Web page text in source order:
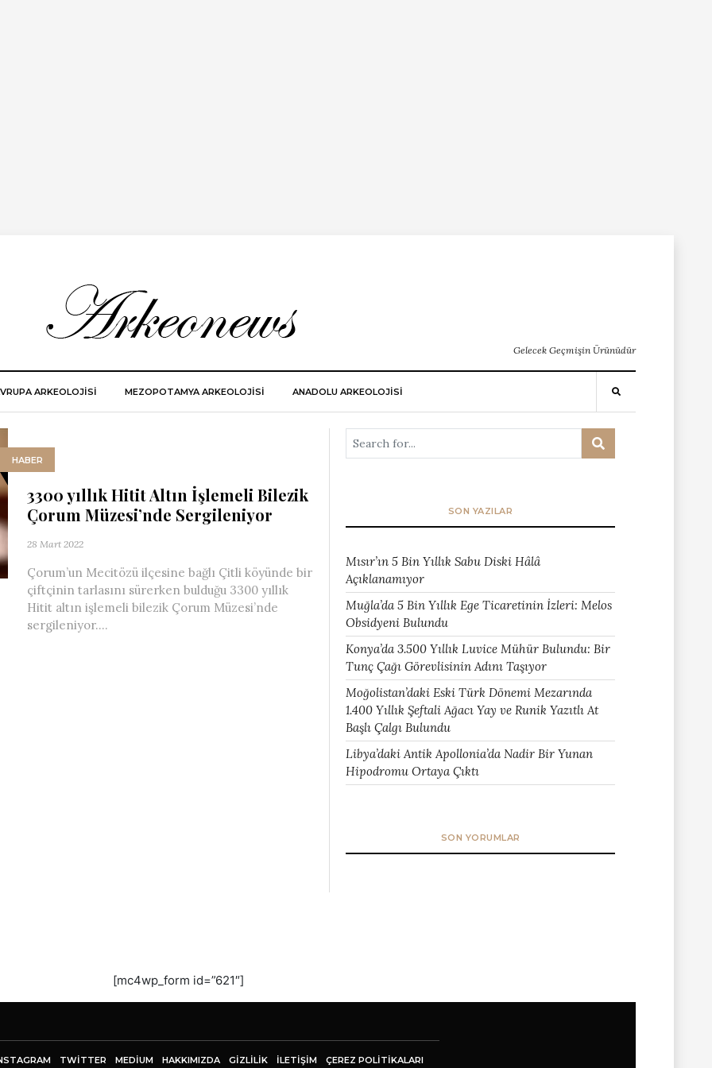
Gelecek Geçmişin Ürünüdür
ARKEOLOJISI MEZOPOTAMYA ARKEOLOJISI ANADOLU ARKEOLOJİSİ
HABER
3300 yıllık Hitit Altın İşlemeli Bilezik
Çorum Müzesi’nde Sergileniyor
28 Mart 2022
Çorum’un Mecitözü ilçesine bağlı Çitli köyünde bir
çiftçinin tarlasını sürerken bulduğu 3300 yıllık
Hitit altın işlemeli bilezik Çorum Müzesi’nde
sergileniyor....
SON YAZILAR
Mısır’ın 5 Bin Yıllık Sabu Diski Hâlâ
Açıklanamıyor
Muğla’da 5 Bin Yıllık Ege Ticaretinin İzleri: Melos
Obsidyeni Bulundu
Konya’da 3.500 Yıllık Luvice Mühür Bulundu: Bir
Tunç Çağı Görevlisinin Adını Taşıyor
Moğolistan’daki Eski Türk Dönemi Mezarında
1.400 Yıllık Şeftali Ağacı Yay ve Runik Yazıtlı At
Başlı Çalgı Bulundu
Libya’daki Antik Apollonia’da Nadir Bir Yunan
Hipodromu Ortaya Çıktı
SON YORUMLAR
[mc4wp_form id=”621″]
TWITTER MEDIUM HAKKIMIZDA GİZLİLİK İLETIŞIM ÇEREZ POLITIKALARI